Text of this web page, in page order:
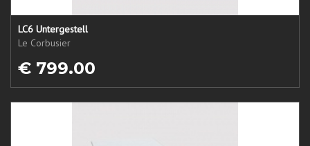
LC6 Untergestell
Le Corbusier
€ 799.00